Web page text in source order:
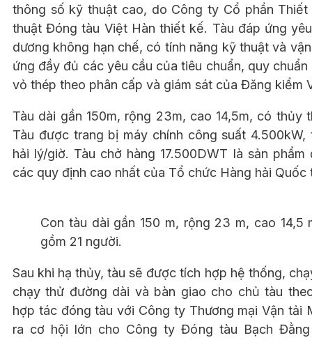
thông số kỹ thuật cao, do Công ty Cổ phần
thuật Đóng tàu Việt Hàn thiết kế. Tàu đáp ứng
dương không hạn chế, có tính năng kỹ thuật và
ứng đầy đủ các yêu cầu của tiêu chuẩn, quy
vỏ thép theo phân cấp và giám sát của Đăng kiểm
Tàu dài gần 150m, rộng 23m, cao 14,5m, có thủy
Tàu được trang bị máy chính công suất
hải lý/giờ. Tàu chở hàng 17.500DWT là sản
các quy định cao nhất của Tổ chức Hàng hải Quốc
Con tàu dài gần 150 m, rộng 23 m, cao
gồm 21 người.
Sau khi hạ thủy, tàu sẽ được tích hợp hệ thống,
chạy thử đường dài và bàn giao cho chủ tàu
hợp tác đóng tàu với Công ty Thương mại Vận tải
ra cơ hội lớn cho Công ty Đóng tàu Bạch